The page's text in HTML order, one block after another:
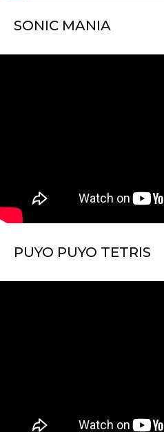
SONIC MANIA
PUYO PUYO TETRIS